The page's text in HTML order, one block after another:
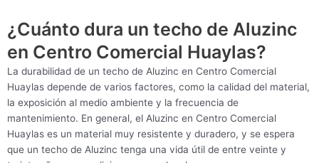
¿Cuánto dura un techo de Aluzinc
en Centro Comercial Huaylas?
La durabilidad de un techo de Aluzinc en Centro Comercial
Huaylas depende de varios factores, como la calidad del material,
la exposición al medio ambiente y la frecuencia de
mantenimiento. En general, el Aluzinc en Centro Comercial
Huaylas es un material muy resistente y duradero, y se espera
que un techo de Aluzinc tenga una vida útil de entre veinte y